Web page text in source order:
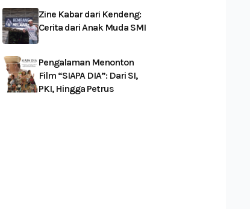
Zine Kabar dari Kendeng:
Cerita dari Anak Muda SMI
Pengalaman Menonton
Film “SIAPA DIA”: Dari SI,
PKI, Hingga Petrus